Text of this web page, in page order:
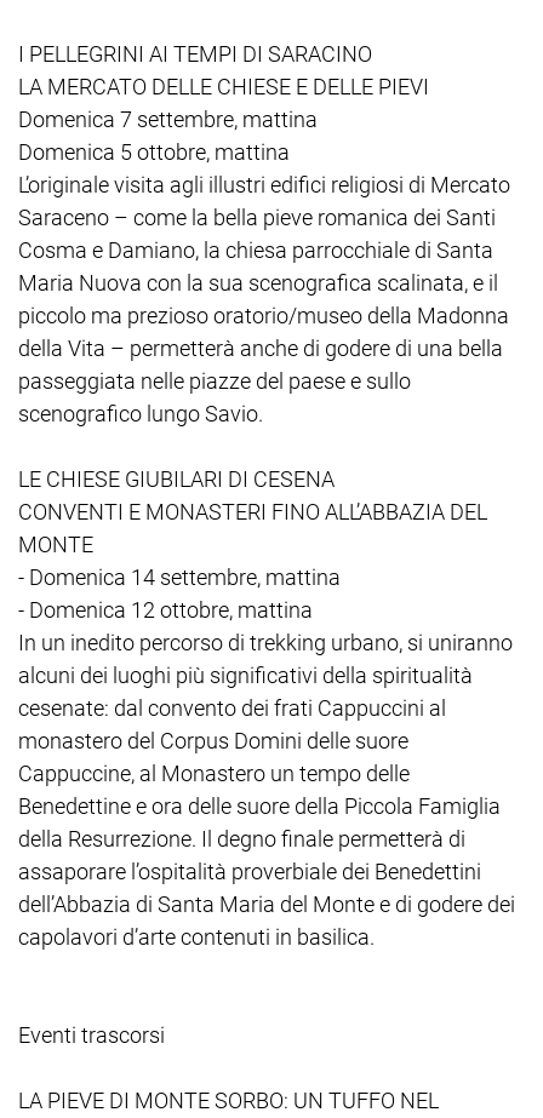
I PELLEGRINI AI TEMPI DI SARACINO
LA MERCATO DELLE CHIESE E DELLE PIEVI
Domenica 7 settembre, mattina
Domenica 5 ottobre, mattina
L’originale visita agli illustri edifici religiosi di Mercato
Saraceno – come la bella pieve romanica dei Santi
Cosma e Damiano, la chiesa parrocchiale di Santa
Maria Nuova con la sua scenografica scalinata, e il
piccolo ma prezioso oratorio/museo della Madonna
della Vita – permetterà anche di godere di una bella
passeggiata nelle piazze del paese e sullo
scenografico lungo Savio.
LE CHIESE GIUBILARI DI CESENA
CONVENTI E MONASTERI FINO ALL’ABBAZIA DEL
MONTE
- Domenica 14 settembre, mattina
- Domenica 12 ottobre, mattina
In un inedito percorso di trekking urbano, si uniranno
alcuni dei luoghi più significativi della spiritualità
cesenate: dal convento dei frati Cappuccini al
monastero del Corpus Domini delle suore
Cappuccine, al Monastero un tempo delle
Benedettine e ora delle suore della Piccola Famiglia
della Resurrezione. Il degno finale permetterà di
assaporare l’ospitalità proverbiale dei Benedettini
dell’Abbazia di Santa Maria del Monte e di godere dei
capolavori d’arte contenuti in basilica.
Eventi trascorsi
LA PIEVE DI MONTE SORBO: UN TUFFO NEL